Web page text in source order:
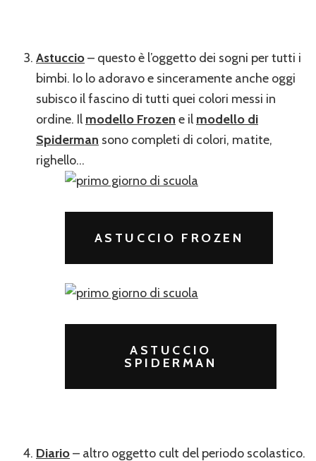
Astuccio– questo è l’oggetto dei sogni per tutti i
bimbi. Io lo adoravo e sinceramente anche oggi
subisco il fascino di tutti quei colori messi in
ordine. Il modello Frozen e il modello di
Spiderman sono completi di colori, matite,
righello…
ASTUCCIO FROZEN
ASTUCCIO
SPIDERMAN
Diario– altro oggetto cult del periodo scolastico.